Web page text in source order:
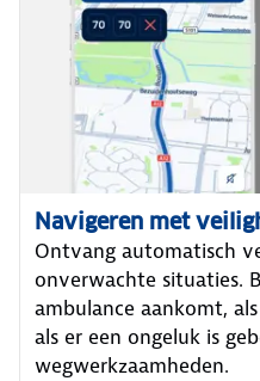
Navigeren met
Ontvang automatisch
onverwachte situaties.
ambulance aankomt,
als er een ongeluk is
wegwerkzaamheden.